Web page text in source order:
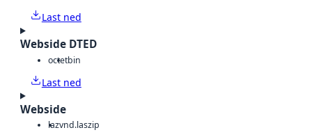
Last ned
Webside DTED
octetbin
Last ned
Webside
lazvnd.laszip